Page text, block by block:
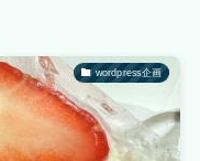
wordpress企画